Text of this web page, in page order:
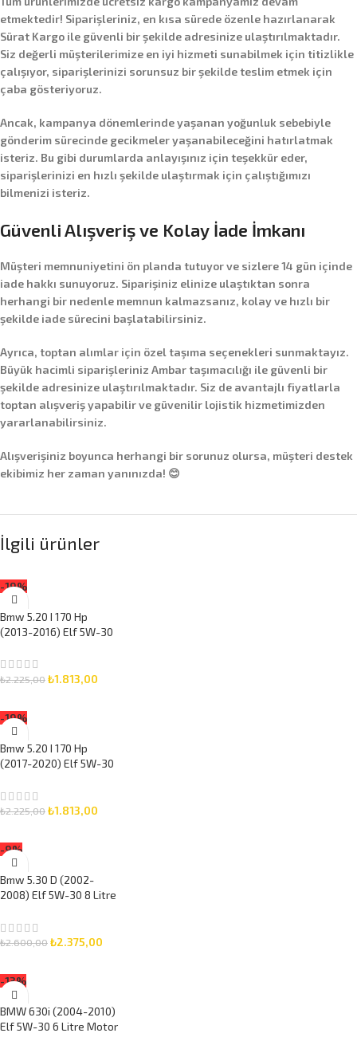
etmektedir! Siparişleriniz, en kısa sürede özenle hazırlanarak
Sürat Kargo ile güvenli bir şekilde adresinize ulaştırılmaktadır.
Siz değerli müşterilerimize en iyi hizmeti sunabilmek için titizlikle
çalışıyor, siparişlerinizi sorunsuz bir şekilde teslim etmek için
çaba gösteriyoruz.
Ancak, kampanya dönemlerinde yaşanan yoğunluk sebebiyle
gönderim sürecinde gecikmeler yaşanabileceğini hatırlatmak
isteriz. Bu gibi durumlarda anlayışınız için teşekkür eder,
siparişlerinizi en hızlı şekilde ulaştırmak için çalıştığımızı
bilmenizi isteriz.
Güvenli Alışveriş ve Kolay İade İmkanı
Müşteri memnuniyetini ön planda tutuyor ve sizlere14 gün içinde
iade hakkı sunuyoruz. Siparişiniz elinize ulaştıktan sonra
herhangi bir nedenle memnun kalmazsanız, kolay ve hızlı bir
şekilde iade sürecini başlatabilirsiniz.
Ayrıca, toptan alımlar için özel taşıma seçenekleri sunmaktayız.
Büyük hacimli siparişleriniz Ambar taşımacılığı ile güvenli bir
şekilde adresinize ulaştırılmaktadır. Siz de avantajlı fiyatlarla
toptan alışveriş yapabilir ve güvenilir lojistik hizmetimizden
yararlanabilirsiniz.
Alışverişiniz boyunca herhangi bir sorunuz olursa, müşteri destek
ekibimiz her zaman yanınızda! 😊
İlgili ürünler
-19%
Bmw 5.20 I 170 Hp
(2013-2016) Elf 5W-30
Bakım Seti 3 Parça Set
₺2.225,00₺1.813,00
-19%
Bmw 5.20 I 170 Hp
(2017-2020) Elf 5W-30
Bakım Seti 3 Parça Set
₺2.225,00₺1.813,00
-9%
Bmw 5.30 D (2002-
2008) Elf 5W-30 8 Litre
3 Parça Set
₺2.600,00₺2.375,00
-13%
BMW 630i (2004-2010)
Elf 5W-30 6 Litre Motor